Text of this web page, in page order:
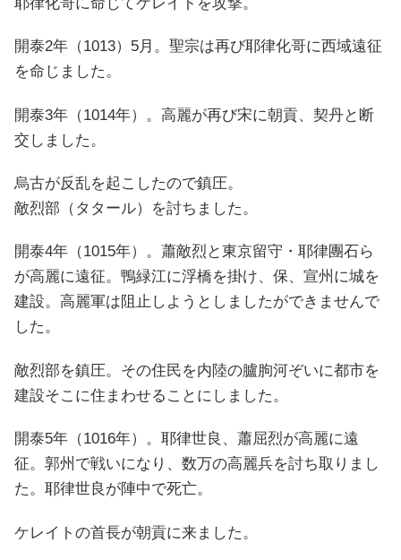
開泰2年（1013）5月。聖宗は再び耶律化哥に西域遠征
を命じました。
開泰3年（1014年）。高麗が再び宋に朝貢、契丹と断
交しました。
烏古が反乱を起こしたので鎮圧。
敵烈部（タタール）を討ちました。
開泰4年（1015年）。蕭敵烈と東京留守・耶律團石ら
が高麗に遠征。鴨緑江に浮橋を掛け、保、宣州に城を
建設。高麗軍は阻止しようとしましたができませんで
した。
敵烈部を鎮圧。その住民を内陸の臚朐河ぞいに都市を
建設そこに住まわせることにしました。
開泰5年（1016年）。耶律世良、蕭屈烈が高麗に遠
征。郭州で戦いになり、数万の高麗兵を討ち取りまし
た。耶律世良が陣中で死亡。
ケレイトの首長が朝貢に来ました。